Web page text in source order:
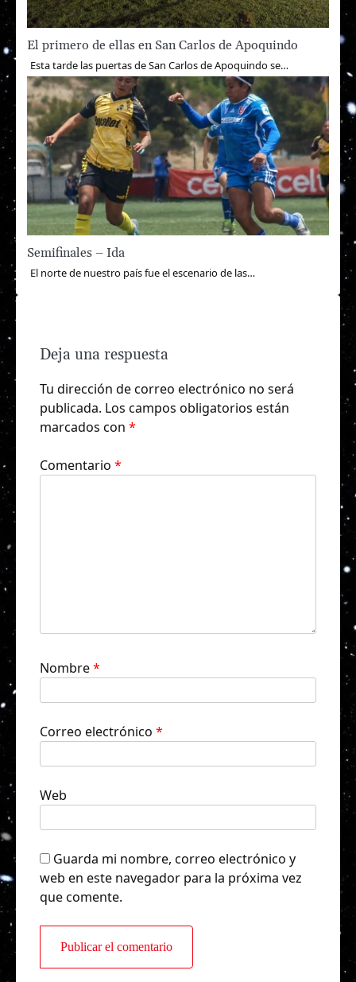
El primero de ellas en San Carlos de Apoquindo
Esta tarde las puertas de San Carlos de Apoquindo se…
Semifinales – Ida
El norte de nuestro país fue el escenario de las…
Deja una respuesta
Tu dirección de correo electrónico no será
publicada. Los campos obligatorios están
marcados con *
Comentario *
Nombre*
Correo electrónico *
Web
Guarda mi nombre, correo electrónico y
web en este navegador para la próxima vez
que comente.